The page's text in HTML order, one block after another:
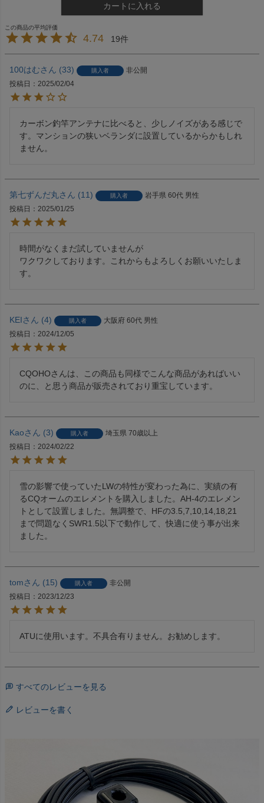
カートに入れる
4.74 19
100はむ 33 購入者
非公開
投稿日
2025/02/04
カーボン釣竿アンテナに比べると、少しノイズがある感じで
す。マンションの狭いベランダに設置しているからかもしれ
ません。
第七ずんだ丸 11 購入者 岩手県 60代 男性
投稿日
2025/01/25
時間がなくまだ試していませんが
ワクワクしております。これからもよろしくお願いいたしま
す。
KEI 4 購入者 大阪府 60代 男性
投稿日
2024/12/05
CQOHOさんは、この商品も同様でこんな商品があればいい
のに、と思う商品が販売されており重宝しています。
Kao 3 購入者 埼玉県 70歳以上
投稿日
2024/02/22
雪の影響で使っていたLWの特性が変わった為に、実績の有
るCQオームのエレメントを購入しました。AH-4のエレメン
トとして設置しました。無調整で、HFの3.5,7,10,14,18,21
まで問題なくSWR1.5以下で動作して、快適に使う事が出来
ました。
tom 15 購入者
非公開
投稿日
2023/12/23
ATUに使用います。不具合有りません。お勧めします。
すべてのレビューを見る
レビューを書く